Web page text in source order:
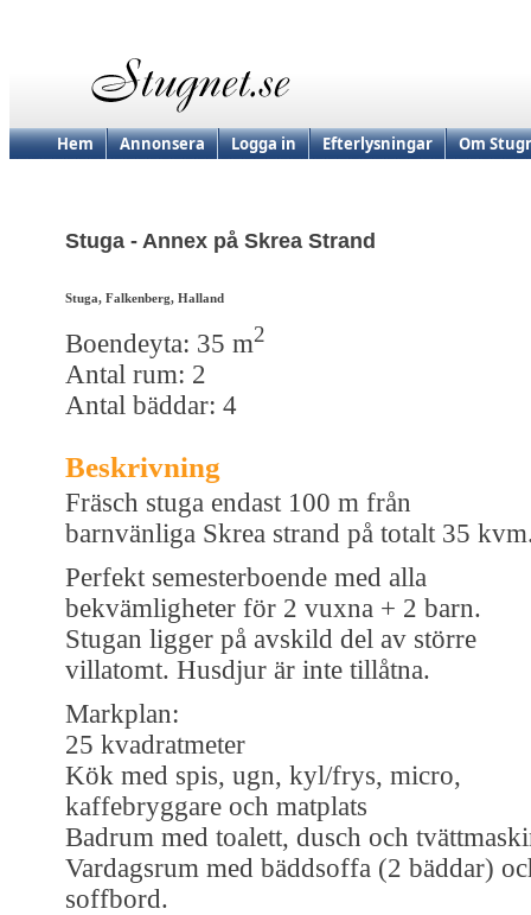
Hem Annonsera Logga in Efterlysningar Om
Stuga - Annex på Skrea Strand
Stuga, Falkenberg, Halland
Boendeyta: 35 m2
Antal rum: 2
Antal bäddar: 4
Beskrivning
Fräsch stuga endast 100 m från
barnvänliga Skrea strand på totalt 35
Perfekt semesterboende med alla
bekvämligheter för 2 vuxna + 2 barn.
Stugan ligger på avskild del av större
villatomt. Husdjur är inte tillåtna.
Markplan:
25 kvadratmeter
Kök med spis, ugn, kyl/frys, micro,
kaffebryggare och matplats
Badrum med toalett, dusch och
Vardagsrum med bäddsoffa (2 bäddar)
soffbord.